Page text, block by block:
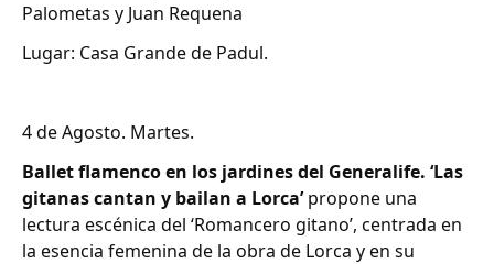
Palometas y Juan Requena
Lugar: Casa Grande de Padul.
4 de Agosto. Martes.
Ballet flamenco en los jardines del Generalife. ‘Las
gitanas cantan y bailan a Lorca’propone una
lectura escénica del ‘Romancero gitano’, centrada en
la esencia femenina de la obra de Lorca y en su